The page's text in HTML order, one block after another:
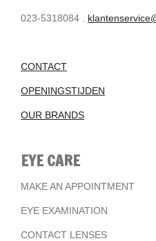
023-5318084 .
CONTACT
OPENINGSTIJDEN
OUR BRANDS
EYE CARE
MAKE AN APPOINTMENT
EYE EXAMINATION
CONTACT LENSES